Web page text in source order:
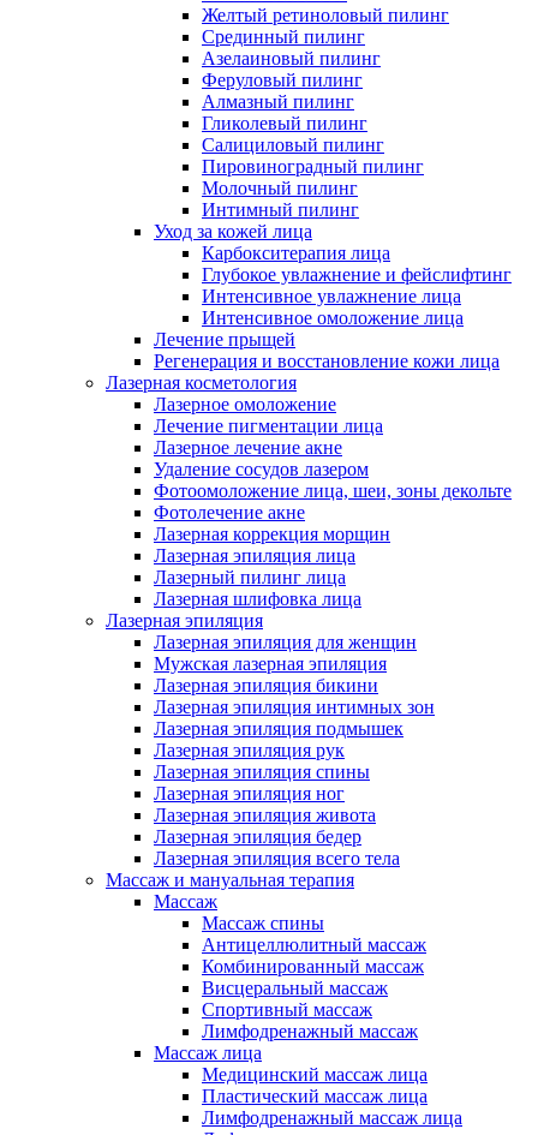
Желтый ретиноловый пилинг
Срединный пилинг
Азелаиновый пилинг
Феруловый пилинг
Алмазный пилинг
Гликолевый пилинг
Салициловый пилинг
Пировиноградный пилинг
Молочный пилинг
Интимный пилинг
Уход за кожей лица
Карбокситерапия лица
Глубокое увлажнение и фейслифтинг
Интенсивное увлажнение лица
Интенсивное омоложение лица
Лечение прыщей
Регенерация и восстановление кожи лица
Лазерная косметология
Лазерное омоложение
Лечение пигментации лица
Лазерное лечение акне
Удаление сосудов лазером
Фотоомоложение лица, шеи, зоны декольте
Фотолечение акне
Лазерная коррекция морщин
Лазерная эпиляция лица
Лазерный пилинг лица
Лазерная шлифовка лица
Лазерная эпиляция
Лазерная эпиляция для женщин
Мужская лазерная эпиляция
Лазерная эпиляция бикини
Лазерная эпиляция интимных зон
Лазерная эпиляция подмышек
Лазерная эпиляция рук
Лазерная эпиляция спины
Лазерная эпиляция ног
Лазерная эпиляция живота
Лазерная эпиляция бедер
Лазерная эпиляция всего тела
Массаж и мануальная терапия
Массаж
Массаж спины
Антицеллюлитный массаж
Комбинированный массаж
Висцеральный массаж
Спортивный массаж
Лимфодренажный массаж
Массаж лица
Медицинский массаж лица
Пластический массаж лица
Лимфодренажный массаж лица